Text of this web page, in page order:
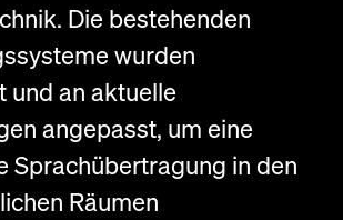
Die bestehenden
wurden
und an aktuelle
angepasst, um eine
Sprachübertragung in den
Räumen